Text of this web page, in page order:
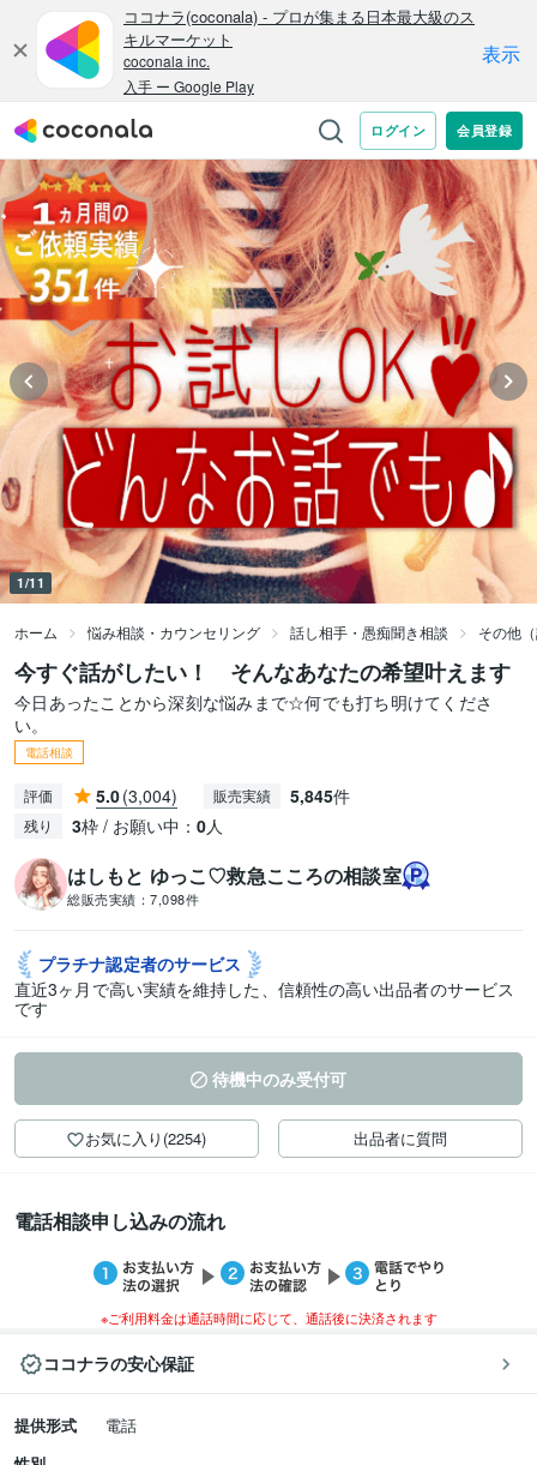
1/11
ホーム 悩み相談・カウンセリング 話し相手・愚痴聞き相談 その他
今すぐ話がしたい！ そんなあなたの希望叶えます
今日あったことから深刻な悩みまで☆何でも打ち明けてくださ
い。
電話相談
評価 5.0(3,004) 販売実績 5,845件
残り 3枠 / お願い中： 0人
はしもと ゆっこ♡救急こころの相談室
総販売実績： 7,098件
プラチナ認定者のサービス
直近3ヶ月で高い実績を維持した、信頼性の高い出品者のサービス
です
待機中のみ受付可
お気に入り(2254) 出品者に質問
電話相談申し込みの流れ
※ご利用料金は通話時間に応じて、通話後に決済されます
ココナラの安心保証
提供形式
電話